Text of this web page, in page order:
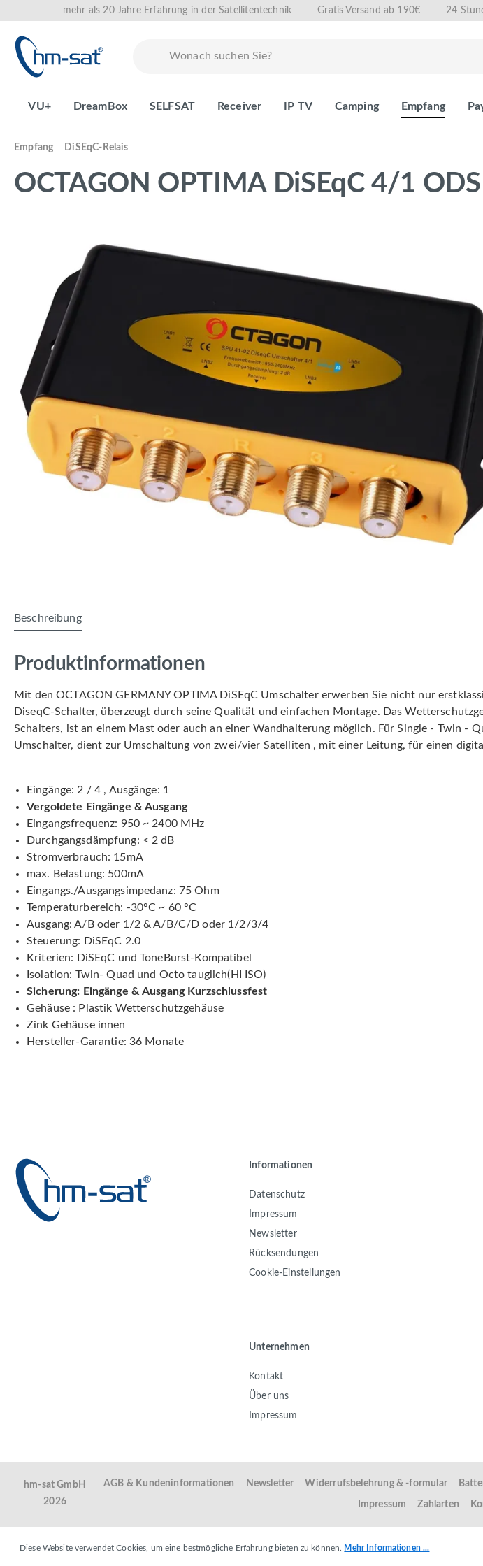
Zur Hauptnavigation springen
mehr als 20 Jahre Erfahrung in der Satellitentechnik Gratis Versand ab 190€ 24
VU+ DreamBox SELFSAT Receiver IP TV Camping Empfang
Empfang DiSEqC-Relais
OCTAGON OPTIMA DiSEqC 4/1
Bildergalerie überspringen
Beschreibung
Produktinformationen
Mit den OCTAGON GERMANY OPTIMA DiSEqC Umschalter erwerben Sie nicht nur
DiseqC-Schalter, überzeugt durch seine Qualität und einfachen Montage. Das
Schalters, ist an einem Mast oder auch an einer Wandhalterung möglich. Für Single - Twin -
Umschalter, dient zur Umschaltung von zwei/vier Satelliten , mit einer Leitung, für einen
Eingänge: 2 / 4 , Ausgänge: 1
Vergoldete Eingänge & Ausgang
Eingangsfrequenz: 950 ~ 2400 MHz
Durchgangsdämpfung: < 2 dB
Stromverbrauch: 15mA
max. Belastung: 500mA
Eingangs./Ausgangsimpedanz: 75 Ohm
Temperaturbereich: -30°C ~ 60 °C
Ausgang: A/B oder 1/2 & A/B/C/D oder 1/2/3/4
Steuerung: DiSEqC 2.0
Kriterien: DiSEqC und ToneBurst-Kompatibel
Isolation: Twin- Quad und Octo tauglich(HI ISO)
Sicherung: Eingänge & Ausgang Kurzschlussfest
Gehäuse : Plastik Wetterschutzgehäuse
Zink Gehäuse innen
Hersteller-Garantie: 36 Monate
Informationen
Datenschutz
Impressum
Newsletter
Rücksendungen
Cookie-Einstellungen
Unternehmen
Kontakt
Über uns
Impressum
hm-sat GmbH
2026
AGB & Kundeninformationen Newsletter Widerrufsbelehrung & -formular
Impressum Zahlarten
Diese Website verwendet Cookies, um eine bestmögliche Erfahrung bieten zu können. Mehr Informationen ...